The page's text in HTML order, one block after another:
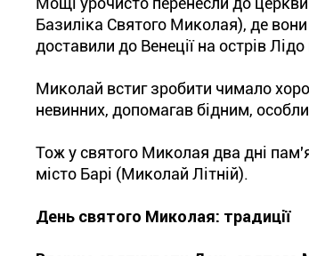
Базиліка Святого Миколая), де
доставили до Венеції на острів
Миколай встиг зробити чимало
невинних, допомагав бідним,
Тож у святого Миколая два дні
місто Барі (Миколай Літній).
День святого Миколая: традиції